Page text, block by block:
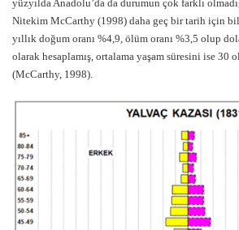
yüzyılda Anadolu’da da durumun çok farklı
Nitekim McCarthy (1998) daha geç bir tarih için
yıllık doğum oranı %4,9, ölüm oranı %3,5 olup
olarak hesaplamış, ortalama yaşam süresini ise 30
(McCarthy, 1998).